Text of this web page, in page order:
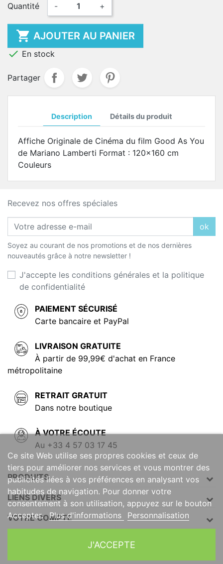
Quantité
- +
 AJOUTER AU PANIER
 En stock
Partager
Description Détails du produit
Affiche Originale de Cinéma du film Good As You
de Mariano Lamberti Format : 120x160 cm
Couleurs
Recevez nos offres spéciales
ok
Soyez au courant de nos promotions et de nos dernières
nouveautés grâce à notre newsletter !
J'accepte les conditions générales et la politique
de confidentialité
PAIEMENT SÉCURISÉ
Carte bancaire et PayPal
LIVRAISON GRATUITE
À partir de 99,99€ d'achat en France
métropolitaine
RETRAIT GRATUIT
Dans notre boutique
À VOTRE ÉCOUTE
Au +33 4 57 03 17 45
PRODUITS
LIENS DIVERS
VOTRE COMPTE
Ce site Web utilise ses propres cookies et ceux de
tiers pour améliorer nos services et vous montrer des
publicités liées à vos préférences en analysant vos
habitudes de navigation. Pour donner votre
consentement à son utilisation, appuyez sur le bouton
Accepter. Plus d'informations Personnalisation
J'ACCEPTE